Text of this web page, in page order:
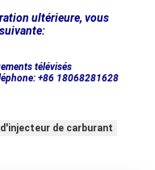
ultérieure, vous
télévisés
+86 18068281628
de carburant